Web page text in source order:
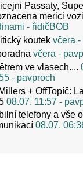
Passaty,
merici
- řidičBOB
koutek včera -
včera -
ve vlasech....
- pavproch
+ OffTopíč:
08.07. 11:57 -
telefony a vše
08.07.